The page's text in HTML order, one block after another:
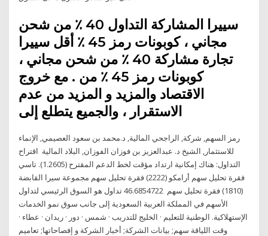
سييرا المشاركة التداول 40 ٪ من شحن
مجاني ، كوبونات رمز 45 ٪ أقل سييرا
تجارة مشاركة 40 ٪ من شحن مجاني ،
كوبونات رمز 45 ٪ من . مع خروج
الاقتصاد والمزيد و المزيد من عدم
الاستقرار ، والجميع يتطلع إلى
رمز السهم, شركة, الراجحي المالية, د.محمد بن سعود العصيمي, الإنماء
للاستثمار, الشيخ د. عبدالعزيز بن فوزان الفوزان, البلاد المالية اقتراح
التداول: هناك إمكانية ارتداد مؤقت لخط الدعم المقترح (1.2605). تاسي
فقرة تحليل سهم أرامكو (2222) فقرة تحليل سهم مجموعة سيرا القابضة
(1810) فقرة تحليل سهم 46.6854722 تداول هو السوق الرئيسي لتداول
الأسهم في المملكة العربية السعودية إلى جانب سوق نمو الخدمات
الإستهلاكية. الوطنية للتعليم · الخليج للتدريب · شمس · دور · ريدان · عطاء ·
وقت اللياقة سهم; بيانات الشركة; أخبار الشركة و إفصاحاتها; تعاميم